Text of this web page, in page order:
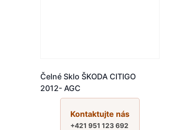
Čelné Sklo ŠKODA CITIGO
2012- AGC
Kontaktujte nás
+421 951 123 692